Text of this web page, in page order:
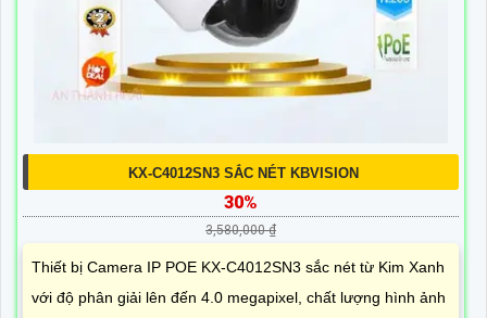
KX-C4012SN3 SẮC NÉT KBVISION
30%
3,580,000 ₫
Thiết bị Camera IP POE KX-C4012SN3 sắc nét từ Kim Xanh
với độ phân giải lên đến 4.0 megapixel, chất lượng hình ảnh